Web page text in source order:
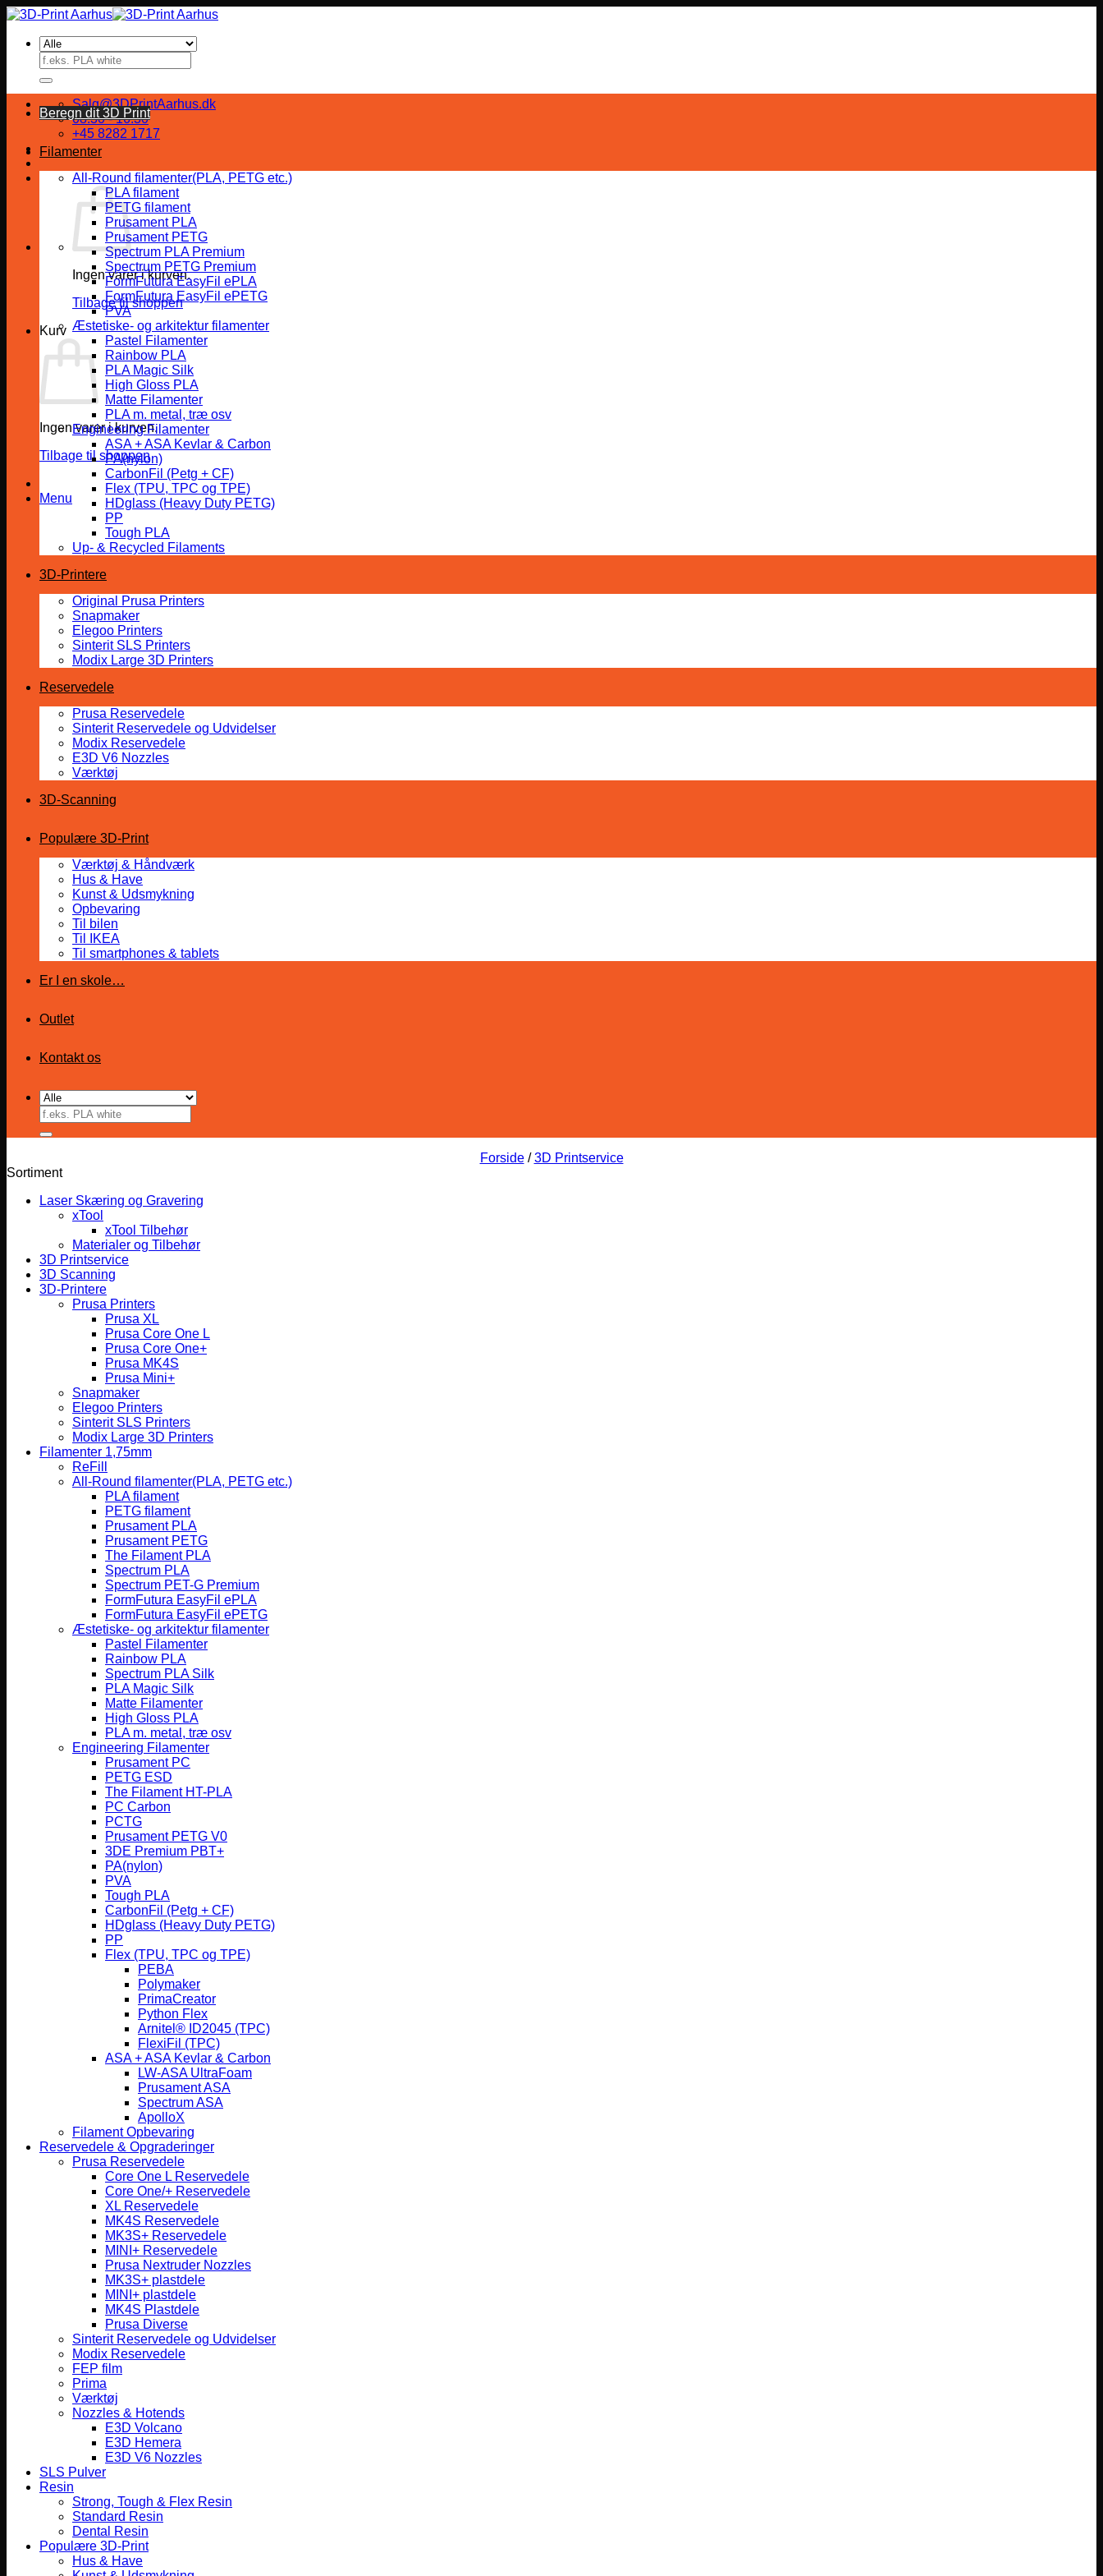
Fortsæt
indhold
Søg
efter:
Salg@3DPrintAarhus.dk
08:30 - 16:30
+45 8282 1717
Ingen varer i kurven.
Tilbage til shoppen
Kurv
Ingen varer i kurven.
Tilbage til shoppen
Menu
Beregn dit 3D Print
Filamenter
All-Round filamenter(PLA, PETG etc.)
PLA filament
PETG filament
Prusament PLA
Prusament PETG
Spectrum PLA Premium
Spectrum PETG Premium
FormFutura EasyFil ePLA
FormFutura EasyFil ePETG
PVA
Æstetiske- og arkitektur filamenter
Pastel Filamenter
Rainbow PLA
PLA Magic Silk
High Gloss PLA
Matte Filamenter
PLA m. metal, træ osv
Engineering Filamenter
ASA + ASA Kevlar & Carbon
PA(nylon)
CarbonFil (Petg + CF)
Flex (TPU, TPC og TPE)
HDglass (Heavy Duty PETG)
PP
Tough PLA
Up- & Recycled Filaments
3D-Printere
Original Prusa Printers
Snapmaker
Elegoo Printers
Sinterit SLS Printers
Modix Large 3D Printers
Reservedele
Prusa Reservedele
Sinterit Reservedele og Udvidelser
Modix Reservedele
E3D V6 Nozzles
Værktøj
3D-Scanning
Populære 3D-Print
Værktøj & Håndværk
Hus & Have
Kunst & Udsmykning
Opbevaring
Til bilen
Til IKEA
Til smartphones & tablets
Er I en skole…
Outlet
Kontakt os
Søg
efter:
Forside / 3D Printservice
Sortiment
Laser Skæring og Gravering
xTool
xTool Tilbehør
Materialer og Tilbehør
3D Printservice
3D Scanning
3D-Printere
Prusa Printers
Prusa XL
Prusa Core One L
Prusa Core One+
Prusa MK4S
Prusa Mini+
Snapmaker
Elegoo Printers
Sinterit SLS Printers
Modix Large 3D Printers
Filamenter 1,75mm
ReFill
All-Round filamenter(PLA, PETG etc.)
PLA filament
PETG filament
Prusament PLA
Prusament PETG
The Filament PLA
Spectrum PLA
Spectrum PET-G Premium
FormFutura EasyFil ePLA
FormFutura EasyFil ePETG
Æstetiske- og arkitektur filamenter
Pastel Filamenter
Rainbow PLA
Spectrum PLA Silk
PLA Magic Silk
Matte Filamenter
High Gloss PLA
PLA m. metal, træ osv
Engineering Filamenter
Prusament PC
PETG ESD
The Filament HT-PLA
PC Carbon
PCTG
Prusament PETG V0
3DE Premium PBT+
PA(nylon)
PVA
Tough PLA
CarbonFil (Petg + CF)
HDglass (Heavy Duty PETG)
PP
Flex (TPU, TPC og TPE)
PEBA
Polymaker
PrimaCreator
Python Flex
Arnitel® ID2045 (TPC)
FlexiFil (TPC)
ASA + ASA Kevlar & Carbon
LW-ASA UltraFoam
Prusament ASA
Spectrum ASA
ApolloX
Filament Opbevaring
Reservedele & Opgraderinger
Prusa Reservedele
Core One L Reservedele
Core One/+ Reservedele
XL Reservedele
MK4S Reservedele
MK3S+ Reservedele
MINI+ Reservedele
Prusa Nextruder Nozzles
MK3S+ plastdele
MINI+ plastdele
MK4S Plastdele
Prusa Diverse
Sinterit Reservedele og Udvidelser
Modix Reservedele
FEP film
Prima
Værktøj
Nozzles & Hotends
E3D Volcano
E3D Hemera
E3D V6 Nozzles
SLS Pulver
Resin
Strong, Tough & Flex Resin
Standard Resin
Dental Resin
Populære 3D-Print
Hus & Have